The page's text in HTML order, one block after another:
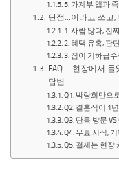
5. 가계부 앱과
단점…이라고 쓰고,
1. 사람 많다, 진
2. 혜택 유혹, 판
3. 짐이 기하급
FAQ – 현장에서
답변
Q1. 박람회만으
Q2. 결혼식이 1
Q3. 단독 방문
Q4. 무료 시식,
Q5. 결제는 현장